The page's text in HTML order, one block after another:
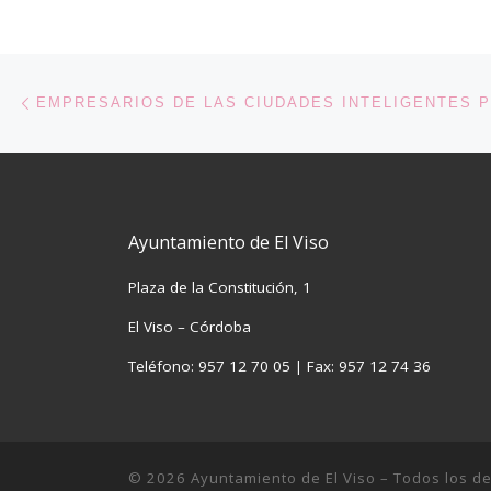
Navegación de entradas
Ayuntamiento de El Viso
Plaza de la Constitución, 1
El Viso – Córdoba
Teléfono: 957 12 70 05 | Fax: 957 12 74 36
© 2026 Ayuntamiento de El Viso – Todos los